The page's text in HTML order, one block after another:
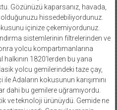
hissedebiliyordunuz.
içinize çekemiyordunuz.
sistemlerinin filtrelerinden ve
yolcu kompartımanlarına
1820’lerden bu yana
yolcu gemilerindeki taze çay,
Adaların kokusunun karışımını
dahi bu gemilere uğramıyordu.
ve teknoloji ürünüydü. Gemide ne
vardı. Sanayileşmenin